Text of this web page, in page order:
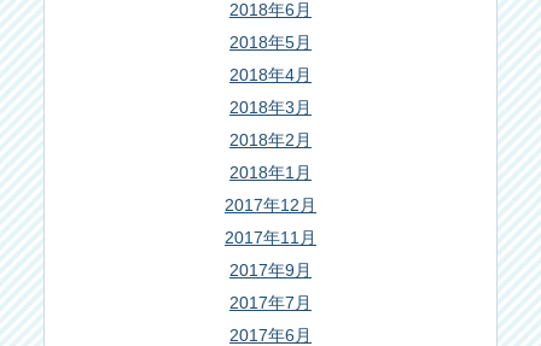
2018年6月
2018年5月
2018年4月
2018年3月
2018年2月
2018年1月
2017年12月
2017年11月
2017年9月
2017年7月
2017年6月